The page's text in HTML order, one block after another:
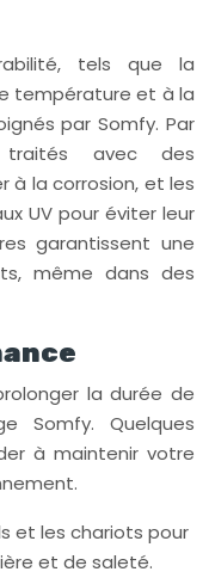
tels que la
température et à la
par Somfy. Par
avec des
à la corrosion, et les
UV pour éviter leur
garantissent une
même dans des
la durée de
Somfy. Quelques
à maintenir votre
et les chariots pour
et de saleté.